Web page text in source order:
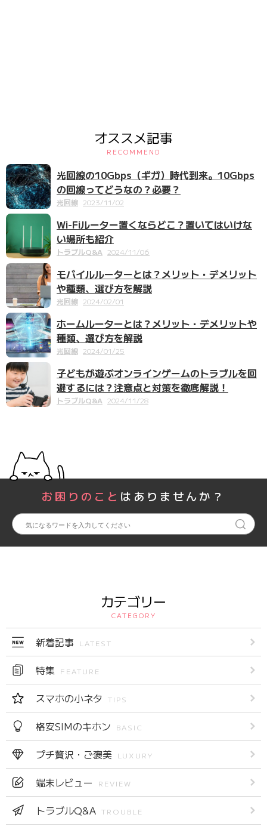
オススメ記事
RECOMMEND
光回線の10Gbps（ギガ）時代到来。10Gbps
の回線ってどうなの？必要？
光回線 2023/11/02
Wi-Fiルーター置くならどこ？置いてはいけな
い場所も紹介
トラブルQ&A 2024/11/06
モバイルルーターとは？メリット・デメリット
や種類、選び方を解説
光回線 2024/02/01
ホームルーターとは？メリット・デメリットや
種類、選び方を解説
光回線 2024/01/25
子どもが遊ぶオンラインゲームのトラブルを回
避するには？注意点と対策を徹底解説！
トラブルQ&A 2024/11/28
お困りのこと はありませんか？
カテゴリー
CATEGORY
新着記事 LATEST
特集 FEATURE
スマホの小ネタ TIPS
格安SIMのキホン BASIC
プチ贅沢・ご褒美 LUXURY
端末レビュー REVIEW
トラブルQ&A TROUBLE